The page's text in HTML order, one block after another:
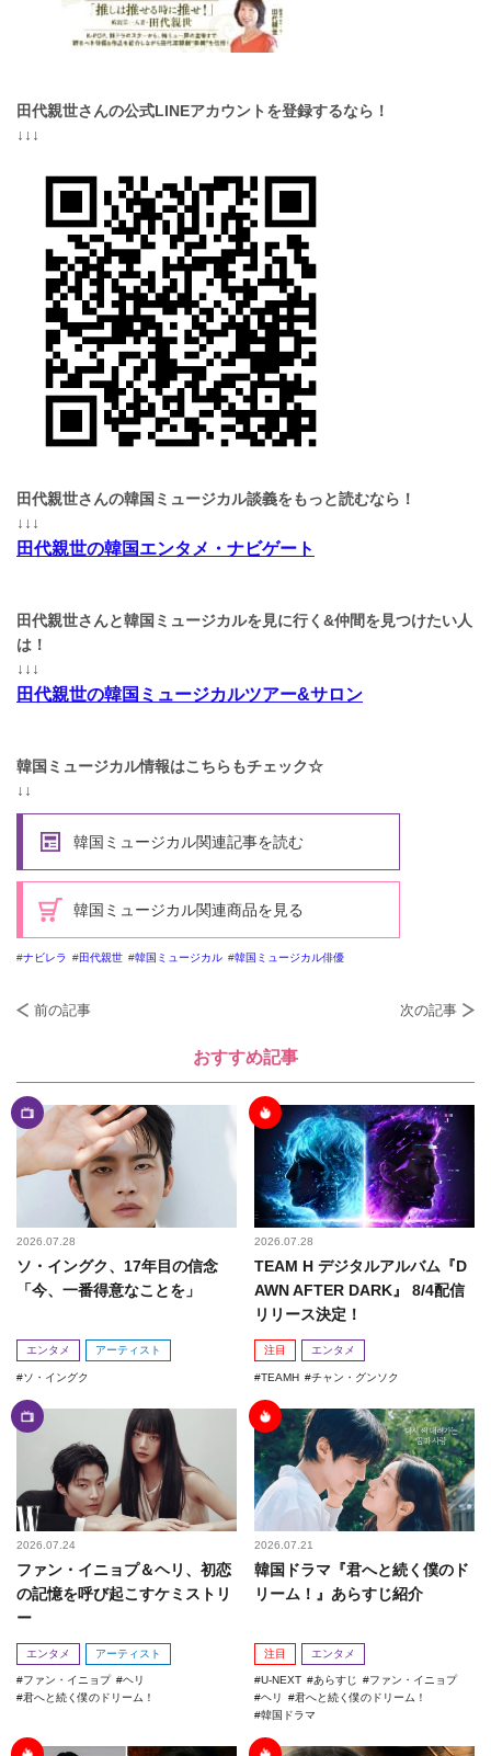
田代親世さんの公式LINEアカウントを登録するなら！
↓↓↓
田代親世さんの韓国ミュージカル談義をもっと読むなら！
↓↓↓
田代親世の韓国エンタメ・ナビゲート
田代親世さんと韓国ミュージカルを見に行く&仲間を見つけたい人
は！
↓↓↓
田代親世の韓国ミュージカルツアー&サロン
韓国ミュージカル情報はこちらもチェック☆
↓↓
韓国ミュージカル関連記事を読む
韓国ミュージカル関連商品を見る
ナビレラ 田代親世 韓国ミュージカル 韓国ミュージカル俳優
前の記事 次の記事
おすすめ記事
2026.07.28
ソ・イングク、17年目の信念
「今、一番得意なことを」
エンタメ アーティスト
ソ・イングク
2026.07.28
TEAM H デジタルアルバム『D
AWN AFTER DARK』 8/4配信
リリース決定！
注目 エンタメ
TEAMH チャン・グンソク
2026.07.24
ファン・イニョプ＆ヘリ、初恋
の記憶を呼び起こすケミストリ
ー
エンタメ アーティスト
ファン・イニョプ
ヘリ
君へと続く僕のドリーム！
2026.07.21
韓国ドラマ『君へと続く僕のド
リーム！』あらすじ紹介
注目 エンタメ
U-NEXT あらすじ
ファン・イニョプ
ヘリ
君へと続く僕のドリーム！
韓国ドラマ